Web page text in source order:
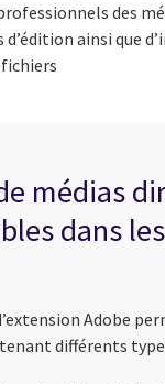
des
d’édition ainsi que
médias
dans
Adobe
différents